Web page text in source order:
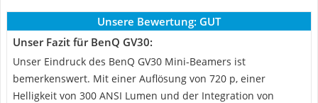
Unsere Bewertung: GUT
Unser Fazit für BenQ GV30:
Unser Eindruck des BenQ GV30 Mini-Beamers ist
bemerkenswert. Mit einer Auflösung von 720 p, einer
Helligkeit von 300 ANSI Lumen und der Integration von